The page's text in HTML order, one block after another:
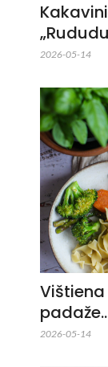
2026-05-14
2026-05-14